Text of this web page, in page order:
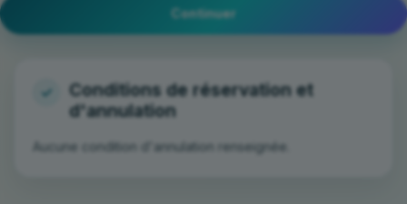
Continuer
Aucune condition d'annulation renseignée.